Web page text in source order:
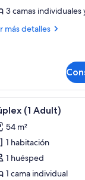
3 camas individuales
más detalles
de madera.
wifi
4 (1 Adult)
54 m²
1 habitación
1 huésped
1 cama individual